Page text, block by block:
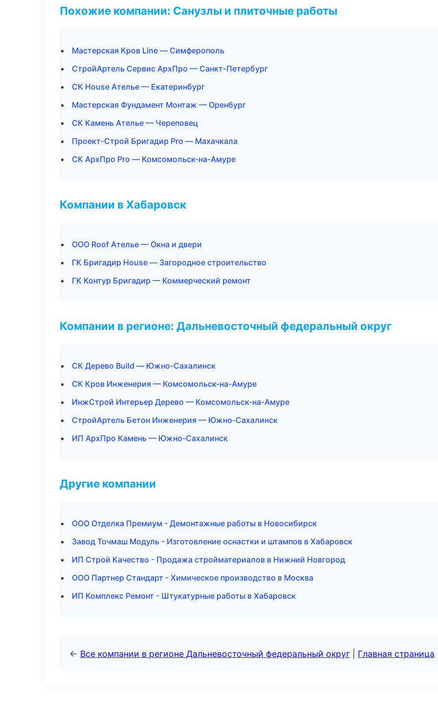
Похожие компании: Санузлы и плиточные работы
Мастерская Кров Line — Симферополь
СтройАртель Сервис АрхПро — Санкт-Петербург
СК House Ателье — Екатеринбург
Мастерская Фундамент Монтаж — Оренбург
СК Камень Ателье — Череповец
Проект-Строй Бригадир Pro — Махачкала
СК АрхПро Pro — Комсомольск-на-Амуре
Компании в Хабаровск
ООО Roof Ателье — Окна и двери
ГК Бригадир House — Загородное строительство
ГК Контур Бригадир — Коммерческий ремонт
Компании в регионе: Дальневосточный федеральный округ
СК Дерево Build — Южно-Сахалинск
СК Кров Инженерия — Комсомольск-на-Амуре
ИнжСтрой Интерьер Дерево — Комсомольск-на-Амуре
СтройАртель Бетон Инженерия — Южно-Сахалинск
ИП АрхПро Камень — Южно-Сахалинск
Другие компании
ООО Отделка Премиум - Демонтажные работы в Новосибирск
Завод Точмаш Модуль - Изготовление оснастки и штампов в Хабаровск
ИП Строй Качество - Продажа стройматериалов в Нижний Новгород
ООО Партнер Стандарт - Химическое производство в Москва
ИП Комплекс Ремонт - Штукатурные работы в Хабаровск
← Все компании в регионе Дальневосточный федеральный округ Главная страница